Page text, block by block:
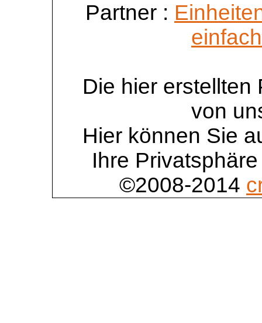
Partner :
Die hier
von
Hier können Sie
Ihre
©2008-2014